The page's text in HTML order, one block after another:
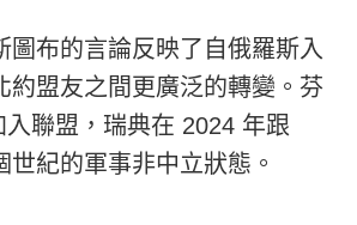
圖布的言論反映了自俄羅斯入
約盟友之間更廣泛的轉變。芬
入聯盟，瑞典在 2024 年跟
世紀的軍事非中立狀態。